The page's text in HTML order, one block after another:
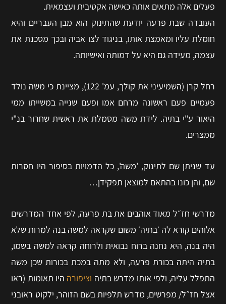
פעלים אלה מתאים אותה כאישה אקטיבית ועצמאית.
העובדה שבת פרעה יודעת שהתינוק הוא מבן העבריים והיא
חומלת עליו ומאמצת אותו, בניגוד לצו אביה ובכך מסכנת את
עצמה, מעידה גם היא על דמותה ואישיותה.
רחל קרן (השמיעיני את קולך, עמ' 122), מציינת כי משה נולד
פעמיים פעם ראשונה מרחם אמו ופעם שנייה במשייתו ממי
היאור ע"י בתיה. לידת משה מסמלת את ראשית שחרור בנ"י
ממצרים.
עד שניתן שם לתינוק, 'משה', כל הדמויות בסיפור היו חסרות
שם, והן כונו בהתאם למוצאן תפקידן…
מדרשי חז״ל מאוד אוהבים את בת פרעה, לפי אחד המדרשים
אלוהים קורא לה ׳בתיה׳ משום שקראה למשה בנה למרות שלא
היה בנה, היא נחנה ברוח נבואית ולרוחה קראה למשה בשמו,
בתיה היתה בכורת פרעה, ולא מתה במכת בכורות שכן משה
התפלל עליה, ולפי אותו מדרש בתיה וציפורה היו תאומות (ראו
אצל חז״ל/ מפרשים, מדרש תלפיות בשם הזוהר, ילקוט ראובני